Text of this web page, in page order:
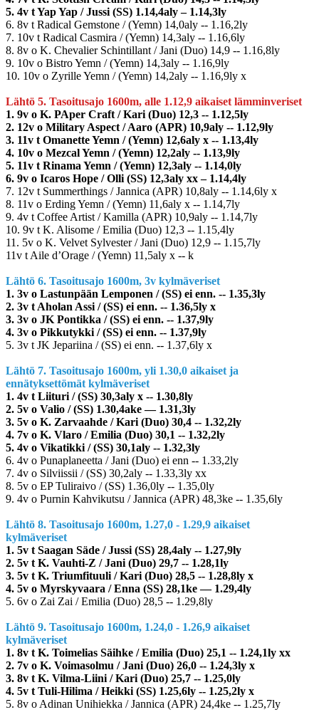
5. 4v t Yap Yap / Jussi (SS) 1.14,4aly – 1.14,3ly
6. 8v t Radical Gemstone / (Yemn) 14,0aly -- 1.16,2ly
7. 10v t Radical Casmira / (Yemn) 14,3aly -- 1.16,6ly
8. 8v o K. Chevalier Schintillant / Jani (Duo) 14,9 -- 1.16,8ly
9. 10v o Bistro Yemn / (Yemn) 14,3aly -- 1.16,9ly
10. 10v o Zyrille Yemn / (Yemn) 14,2aly -- 1.16,9ly x
Lähtö 5. Tasoitusajo 1600m, alle 1.12,9 aikaiset lämminveriset
1. 9v o K. PAper Craft / Kari (Duo) 12,3 -- 1.12,5ly
2. 12v o Military Aspect / Aaro (APR) 10,9aly -- 1.12,9ly
3. 11v t Omanette Yemn / (Yemn) 12,6aly x -- 1.13,4ly
4. 10v o Mezcal Yemn / (Yemn) 12,2aly -- 1.13,9ly
5. 11v t Rinama Yemn / (Yemn) 12,3aly -- 1.14,0ly
6. 9v o Icaros Hope / Olli (SS) 12,3aly xx – 1.14,4ly
7. 12v t Summerthings / Jannica (APR) 10,8aly -- 1.14,6ly x
8. 11v o Erding Yemn / (Yemn) 11,6aly x -- 1.14,7ly
9. 4v t Coffee Artist / Kamilla (APR) 10,9aly -- 1.14,7ly
10. 9v t K. Alisome / Emilia (Duo) 12,3 -- 1.15,4ly
11. 5v o K. Velvet Sylvester / Jani (Duo) 12,9 -- 1.15,7ly
11v t Aile d’Orage / (Yemn) 11,5aly x -- k
Lähtö 6. Tasoitusajo 1600m, 3v kylmäveriset
1. 3v o Lastunpään Lemponen / (SS) ei enn. -- 1.35,3ly
2. 3v t Aholan Assi / (SS) ei enn. -- 1.36,5ly x
3. 3v o JK Pontikka / (SS) ei enn. -- 1.37,9ly
4. 3v o Pikkutykki / (SS) ei enn. -- 1.37,9ly
5. 3v t JK Jepariina / (SS) ei enn. -- 1.37,6ly x
Lähtö 7. Tasoitusajo 1600m, yli 1.30,0 aikaiset ja
ennätyksettömät kylmäveriset
1. 4v t Liituri / (SS) 30,3aly x -- 1.30,8ly
2. 5v o Valio / (SS) 1.30,4ake –– 1.31,3ly
3. 5v o K. Zarvaahde / Kari (Duo) 30,4 -- 1.32,2ly
4. 7v o K. Vlaro / Emilia (Duo) 30,1 -- 1.32,2ly
5. 4v o Vikatikki / (SS) 30,1aly -- 1.32,3ly
6. 4v o Punaplaneetta / Jani (Duo) ei enn -- 1.33,2ly
7. 4v o Silviissii / (SS) 30,2aly -- 1.33,3ly xx
8. 5v o EP Tuliraivo / (SS) 1.36,0ly -- 1.35,0ly
9. 4v o Purnin Kahvikutsu / Jannica (APR) 48,3ke -- 1.35,6ly
Lähtö 8. Tasoitusajo 1600m, 1.27,0 - 1.29,9 aikaiset
kylmäveriset
1. 5v t Saagan Säde / Jussi (SS) 28,4aly -- 1.27,9ly
2. 5v t K. Vauhti-Z / Jani (Duo) 29,7 -- 1.28,1ly
3. 5v t K. Triumfituuli / Kari (Duo) 28,5 -- 1.28,8ly x
4. 5v o Myrskyvaara / Enna (SS) 28,1ke –– 1.29,4ly
5. 6v o Zai Zai / Emilia (Duo) 28,5 -- 1.29,8ly
Lähtö 9. Tasoitusajo 1600m, 1.24,0 - 1.26,9 aikaiset
kylmäveriset
1. 8v t K. Toimelias Säihke / Emilia (Duo) 25,1 -- 1.24,1ly xx
2. 7v o K. Voimasolmu / Jani (Duo) 26,0 -- 1.24,3ly x
3. 8v t K. Vilma-Liini / Kari (Duo) 25,7 -- 1.25,0ly
4. 5v t Tuli-Hilima / Heikki (SS) 1.25,6ly -- 1.25,2ly x
5. 8v o Adinan Unihiekka / Jannica (APR) 24,4ke -- 1.25,7ly